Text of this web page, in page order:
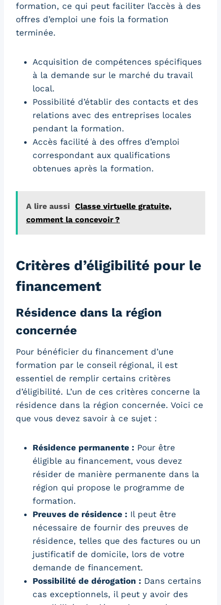
formation, ce qui peut faciliter l’accès à des
offres d’emploi une fois la formation
terminée.
Acquisition de compétences spécifiques
à la demande sur le marché du travail
local.
Possibilité d’établir des contacts et des
relations avec des entreprises locales
pendant la formation.
Accès facilité à des offres d’emploi
correspondant aux qualifications
obtenues après la formation.
A lire aussi Classe virtuelle gratuite,
comment la concevoir ?
Critères d’éligibilité pour le
financement
Résidence dans la région
concernée
Pour bénéficier du financement d’une
formation par le conseil régional, il est
essentiel de remplir certains critères
d’éligibilité. L’un de ces critères concerne la
résidence dans la région concernée. Voici ce
que vous devez savoir à ce sujet :
Résidence permanente : Pour être
éligible au financement, vous devez
résider de manière permanente dans la
région qui propose le programme de
formation.
Preuves de résidence : Il peut être
nécessaire de fournir des preuves de
résidence, telles que des factures ou un
justificatif de domicile, lors de votre
demande de financement.
Possibilité de dérogation : Dans certains
cas exceptionnels, il peut y avoir des